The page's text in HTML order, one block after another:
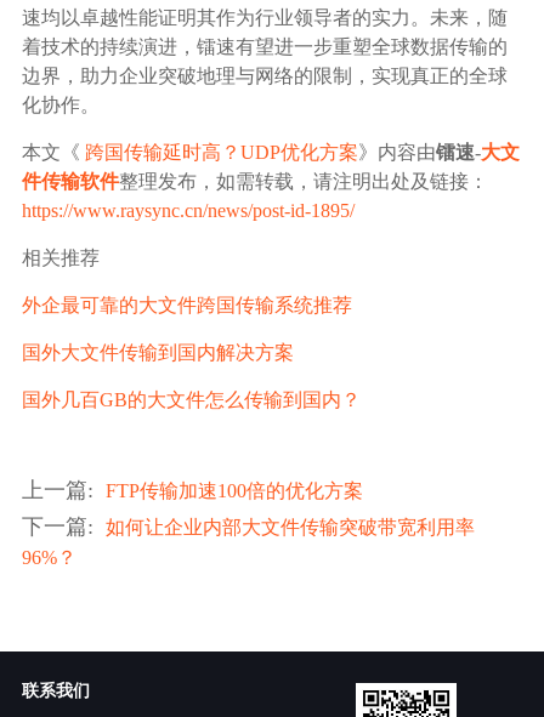
速均以卓越性能证明其作为行业领导者的实力。未来，随
着技术的持续演进，镭速有望进一步重塑全球数据传输的
边界，助力企业突破地理与网络的限制，实现真正的全球
化协作。
本文《 跨国传输延时高？UDP优化方案》内容由镭速-大文
件传输软件整理发布，如需转载，请注明出处及链接：
https://www.raysync.cn/news/post-id-1895/
相关推荐
外企最可靠的大文件跨国传输系统推荐
国外大文件传输到国内解决方案
国外几百GB的大文件怎么传输到国内？
上一篇: FTP传输加速100倍的优化方案
下一篇:
如何让企业内部大文件传输突破带宽利用率
96%？
联系我们